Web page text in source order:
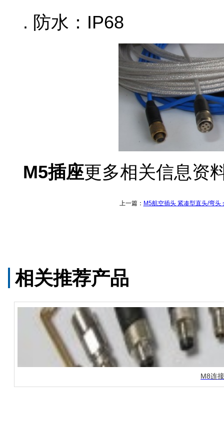
. 防水：IP68
M5插座更多相关信息资
上一篇： M5航空插头 紧凑型直头/弯头
相关推荐产品
M8连